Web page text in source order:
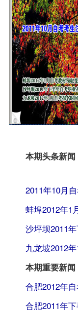
本期头条新闻
2011年10月
蚌埠2012年1
沙坪坝2011
九龙坡2012
本期重要新闻
合肥2012年
合肥2011年